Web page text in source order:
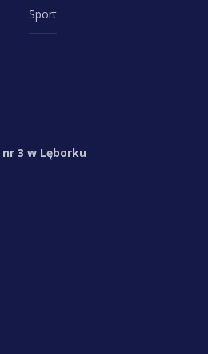
Sport
3 w Lęborku